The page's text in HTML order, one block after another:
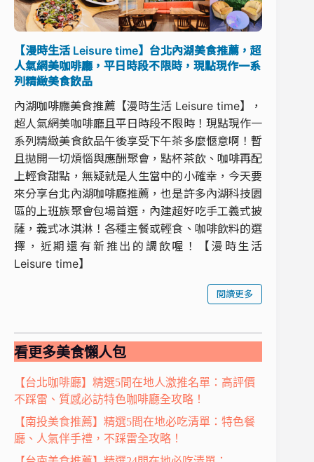
【漫時生活 Leisure time】台北內湖美食推薦，超
人氣網美咖啡廳，平日時段不限時，現點現作一系
列精緻美食飲品
內湖咖啡廳美食推薦【漫時生活 Leisure time】，
超人氣網美咖啡廳且平日時段不限時！現點現作一
系列精緻美食飲品午後享受下午茶多麼愜意啊！暫
且拋開一切煩惱與應酬聚會，點杯茶飲、咖啡再配
上輕食甜點，無疑就是人生當中的小確幸，今天要
來分享台北內湖咖啡廳推薦，也是許多內湖科技園
區的上班族聚會包場首選，內建超好吃手工義式披
薩，義式冰淇淋！各種主餐或輕食、咖啡飲料的選
擇，近期還有新推出的調飲喔！【漫時生活
Leisure time】
閱讀更多
看更多美食懶人包
【台北咖啡廳】精選5間在地人激推名單：高評價
不踩雷、質感必訪特色咖啡廳全攻略！
【南投美食推薦】精選5間在地必吃清單：特色餐
廳、人氣伴手禮，不踩雷全攻略！